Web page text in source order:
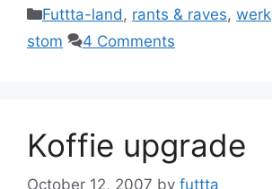
Categories
Futtta-land , rants & raves, werk
stom
4 Comments
Koffie upgrade
October 12, 2007 by futtta